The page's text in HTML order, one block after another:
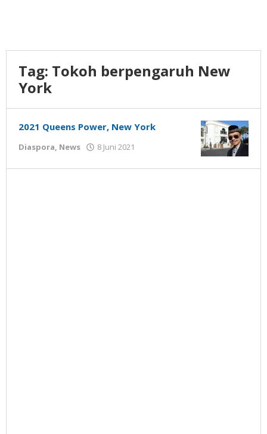
Tag: Tokoh berpengaruh New
York
2021 Queens Power, New York
Diaspora, News 8 Juni 2021
Susanto